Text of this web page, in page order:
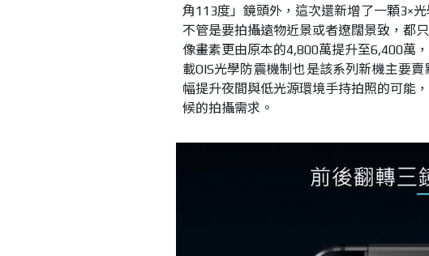
角113度」鏡頭外，這次還新增了一顆3×
不管是要拍攝遠物近景或者遼闊景致，都
像畫素更由原本的4,800萬提升至6,400萬
載OIS光學防震機制也是該系列新機主要
幅提升夜間與低光源環境手持拍照的可能
候的拍攝需求。